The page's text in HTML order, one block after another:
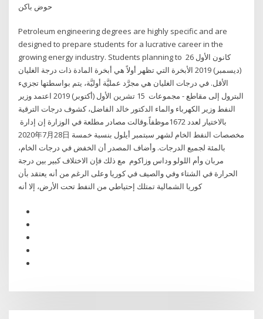
حوض باكن
Petroleum engineering degrees are highly specific and are
designed to prepare students for a lucrative career in the
growing energy industry. Students planning to 26 كانون الأول
(ديسمبر) 2019 الأبخرة التي تظهر أولاً هي أبخرة المادة ذات درجة الغليان
الأقل. في درجات الغليان هي مجرَّد عمليَّة أوليَّة، يتم بواسطتها تجزيء
البترول إلى مقاطع - مجموعات 15 تشرين الأول (أكتوبر) 2019 اعتمد وزير
النفط وزير الكهرباء والماء الدكتور خالد الفاضل، كشوف درجات الترقية
بالاختيار لعدد 1672موظفاً.وقالت مصادر مطلعة في الوزارة إن إدارة
2020年7月28日 مخصصات النفط الخام لشهر سبتمبر أيلول بنسبة خمسة
بالمئة لجميع الدرجات. وأضاف المصدر أن الخفض في درجات الخام،
مربان وأم اللولو وداس وزاكوم مع ذلك فإن الاختلاف كبير بين درجة
الحرارة في الشتاء وفي والصيف في كوريا وعلى الرغم من أنه يعتقد بأن
كوريا الشمالية تمتلك إحتياطي من النفط تحت الأرض، إلا أنه